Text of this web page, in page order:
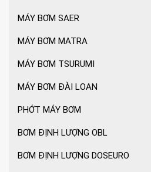
MÁY BƠM SAER
MÁY BƠM MATRA
MÁY BƠM TSURUMI
MÁY BƠM ĐÀI LOAN
PHỚT MÁY BƠM
BƠM ĐỊNH LƯỢNG OBL
BƠM ĐỊNH LƯỢNG DOSEURO